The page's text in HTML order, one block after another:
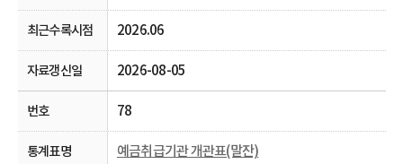
2026.06
2026-08-05
78
예금취급기관 개관표(말잔)